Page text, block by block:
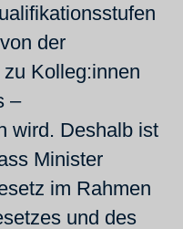
der
Kolleg:innen
–
wird. Deshalb ist
Minister
im Rahmen
und des